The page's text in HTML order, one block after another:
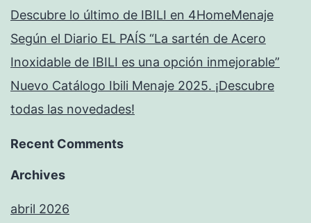
Descubre lo último de IBILI en 4HomeMenaje
Según el Diario EL PAÍS “La sartén de Acero
Inoxidable de IBILI es una opción inmejorable”
Nuevo Catálogo Ibili Menaje 2025. ¡Descubre
todas las novedades!
Recent Comments
Archives
abril 2026